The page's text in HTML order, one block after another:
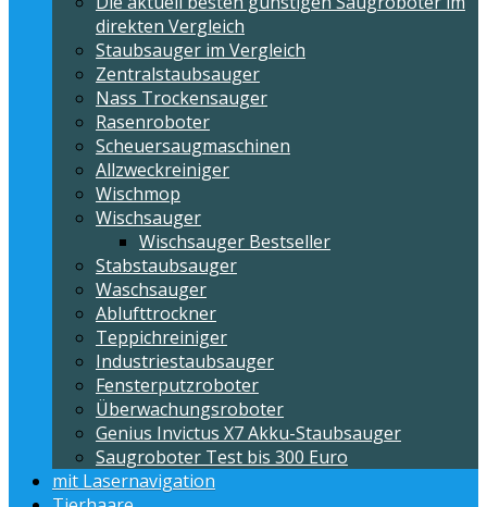
direkten Vergleich
Staubsauger im Vergleich
Zentralstaubsauger
Nass Trockensauger
Rasenroboter
Scheuersaugmaschinen
Allzweckreiniger
Wischmop
Wischsauger
Wischsauger Bestseller
Stabstaubsauger
Waschsauger
Ablufttrockner
Teppichreiniger
Industriestaubsauger
Fensterputzroboter
Überwachungsroboter
Genius Invictus X7 Akku-Staubsauger
Saugroboter Test bis 300 Euro
mit Lasernavigation